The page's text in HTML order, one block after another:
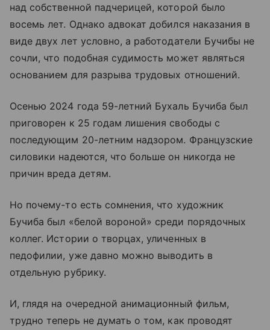
над собственной падчерицей, которой было
восемь лет. Однако адвокат добился наказания в
виде двух лет условно, а работодатели Бучибы не
сочли, что подобная судимость может являться
основанием для разрыва трудовых отношений.
Осенью 2024 года 59-летний Бухаль Бучиба был
приговорен к 25 годам лишения свободы с
последующим 20-летним надзором. Французские
силовики надеются, что больше он никогда не
причин вреда детям.
Но почему-то есть сомнения, что художник
Бучиба был «белой вороной» среди порядочных
коллег. Истории о творцах, уличенных в
педофилии, уже давно можно выводить в
отдельную рубрику.
И, глядя на очередной анимационный фильм,
трудно теперь не думать о том, как проводят